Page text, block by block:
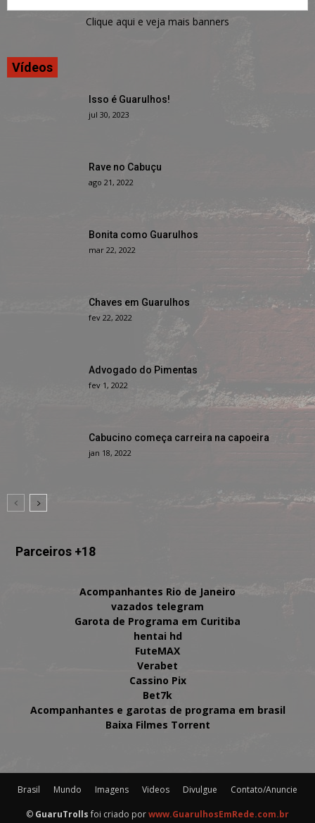
Clique aqui e veja mais banners
Vídeos
Isso é Guarulhos!
jul 30, 2023
Rave no Cabuçu
ago 21, 2022
Bonita como Guarulhos
mar 22, 2022
Chaves em Guarulhos
fev 22, 2022
Advogado do Pimentas
fev 1, 2022
Cabucino começa carreira na capoeira
jan 18, 2022
Parceiros +18
Acompanhantes Rio de Janeiro
vazados telegram
Garota de Programa em Curitiba
hentai hd
FuteMAX
Verabet
Cassino Pix
Bet7k
Acompanhantes e garotas de programa em brasil
Baixa Filmes Torrent
Brasil Mundo Imagens Videos Divulgue Contato/Anuncie
© GuaruTrollsfoi criado porwww.GuarulhosEmRede.com.br